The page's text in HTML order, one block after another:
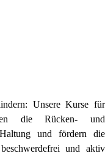
Unsere Kurse für
die Rücken- und
und fördern die
und aktiv